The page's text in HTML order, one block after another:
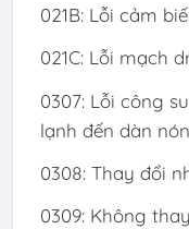
021B: Lỗi cảm
021C: Lỗi mạch
0307: Lỗi công
lạnh đến dàn
0308: Thay đổi
0309: Không